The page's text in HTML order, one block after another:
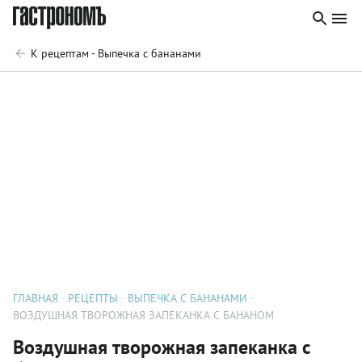
К рецептам - Выпечка с бананами
ГЛАВНАЯ РЕЦЕПТЫ
ВЫПЕЧКА С БАНАНАМИ
ВОЗДУШНАЯ ТВОРОЖНАЯ ЗАПЕКАНКА С БАНАНОМ
Воздушная творожная запеканка с